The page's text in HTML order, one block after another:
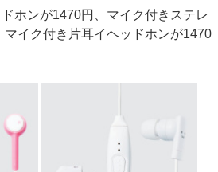
ホンが1470円、マイク付きステレ
イク付き片耳イヘッドホンが1470